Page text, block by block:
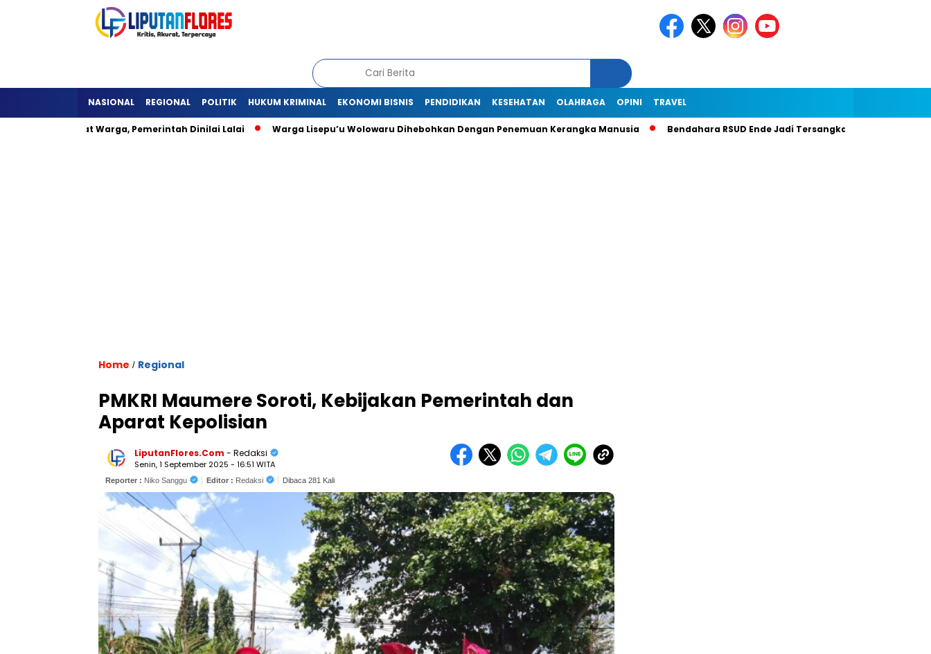
NASIONAL REGIONAL POLITIK HUKUM KRIMINAL EKONOMI BISNIS PENDIDIKAN KESEHATAN OLAHRAGA OPINI TRAVEL
Hambat Warga, Pemerintah Dinilai Lalai Warga Lisepu’u Wolowaru Dihebohkan Dengan Penemuan Kerangka Manusia Bendahara RSUD Ende Jadi Tersangka Dugaan Korupsi Rp1,9
Home / Regional
PMKRI Maumere Soroti, Kebijakan Pemerintah dan
Aparat Kepolisian
LiputanFlores.Com - Redaksi
Senin, 1 September 2025 - 16:51 WITA
Reporter : Niko Sanggu Editor : Redaksi Dibaca 281 Kali